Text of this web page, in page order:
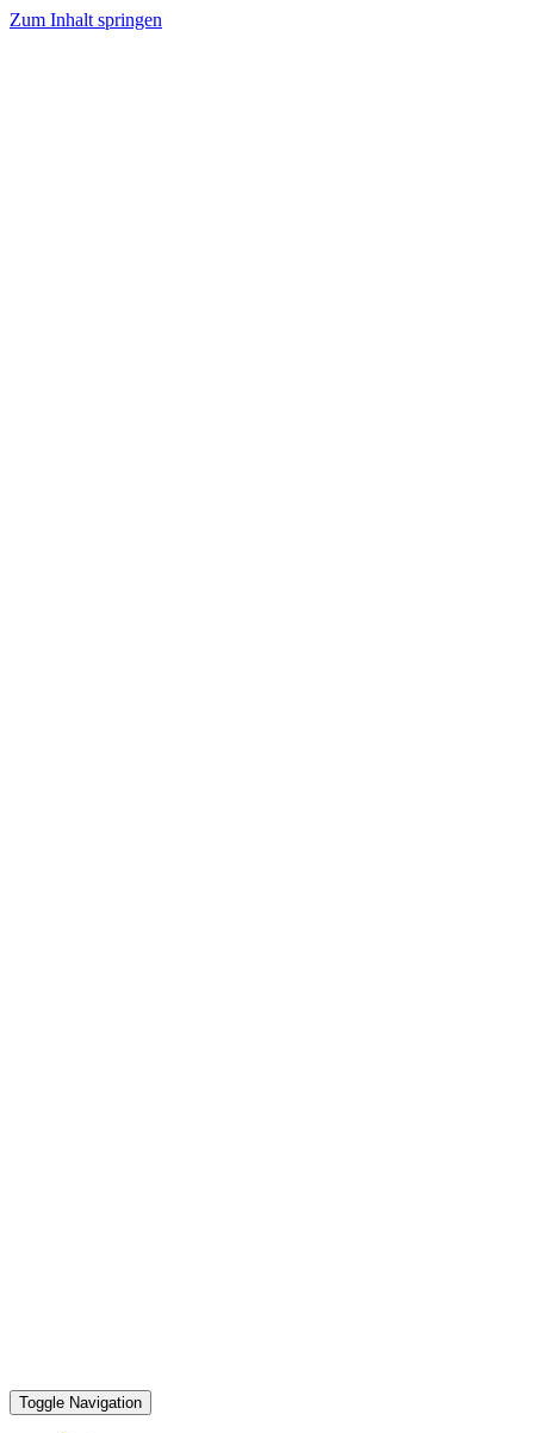
Zum Inhalt springen
Toggle Navigation